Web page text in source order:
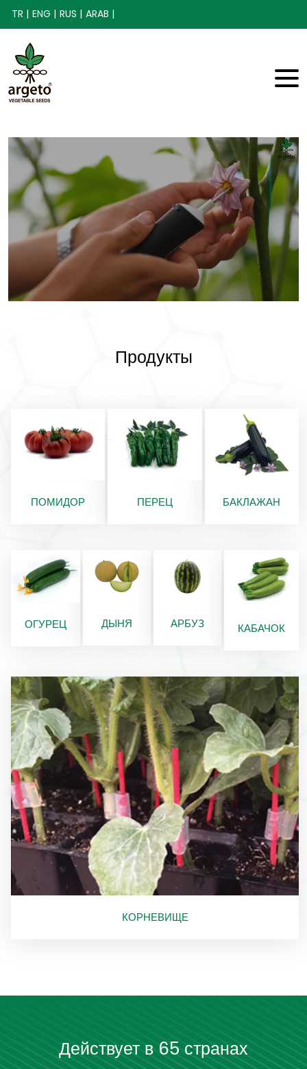
TR | ENG | RUS | ARAB |
Продукты
ПОМИДОР ПЕРЕЦ БАКЛАЖАН
ОГУРЕЦ ДЫНЯ АРБУЗ КАБАЧОК
КОРНЕВИЩЕ
Действует в 65 странах